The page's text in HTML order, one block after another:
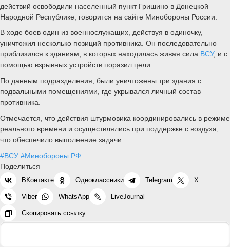
действий освободили населенный пункт Гришино в Донецкой
Народной Республике, говорится на сайте Минобороны России.
В ходе боев один из военнослужащих, действуя в одиночку,
уничтожил несколько позиций противника. Он последовательно
приблизился к зданиям, в которых находилась живая сила ВСУ, и с
помощью взрывных устройств поразил цели.
По данным подразделения, были уничтожены три здания с
подвальными помещениями, где укрывался личный состав
противника.
Отмечается, что действия штурмовика координировались в режиме
реального времени и осуществлялись при поддержке с воздуха,
что обеспечило выполнение задачи.
#ВСУ #Минобороны РФ
Поделиться
ВКонтакте Одноклассники Telegram X
Viber WhatsApp LiveJournal
Скопировать ссылку